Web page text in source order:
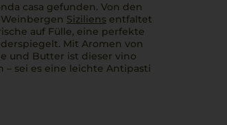
casa gefunden. Von den
Siziliens entfaltet
auf Fülle, eine perfekte
Mit Aromen von
und Butter ist dieser vino
– sei es eine leichte Antipasti